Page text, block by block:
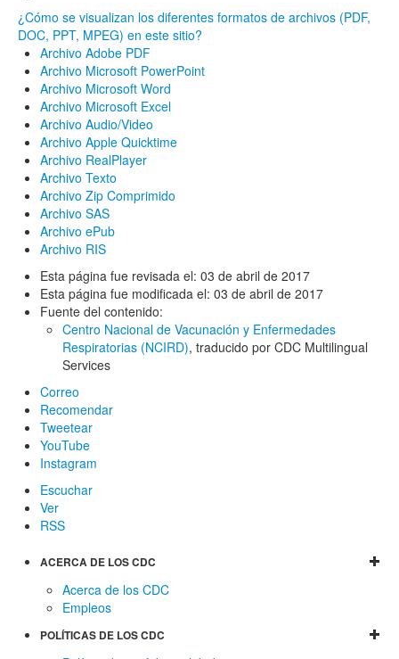
¿Cómo se visualizan los diferentes formatos de archivos (PDF,
DOC, PPT, MPEG) en este sitio?
Archivo Adobe PDF
Archivo Microsoft PowerPoint
Archivo Microsoft Word
Archivo Microsoft Excel
Archivo Audio/Video
Archivo Apple Quicktime
Archivo RealPlayer
Archivo Texto
Archivo Zip Comprimido
Archivo SAS
Archivo ePub
Archivo RIS
Esta página fue revisada el: 03 de abril de 2017
Esta página fue modificada el: 03 de abril de 2017
Fuente del contenido:
Centro Nacional de Vacunación y Enfermedades
Respiratorias (NCIRD), traducido por CDC Multilingual
Services
Correo
Recomendar
Tweetear
YouTube
Instagram
Escuchar
Ver
RSS
ACERCA DE LOS CDC
Acerca de los CDC
Empleos
POLÍTICAS DE LOS CDC